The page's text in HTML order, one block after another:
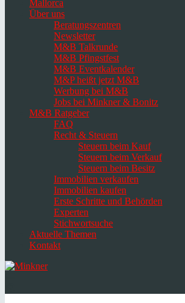
Mallorca
Über uns
Beratungszentren
Newsletter
M&B Talkrunde
M&B Pfingstfest
M&B Eventkalender
M&P heißt jetzt M&B
Werbung bei M&B
Jobs bei Minkner & Bonitz
M&B Ratgeber
FAQ
Recht & Steuern
Steuern beim Kauf
Steuern beim Verkauf
Steuern beim Besitz
Immobilien verkaufen
Immobilien kaufen
Erste Schritte und Behörden
Experten
Stichwortsuche
Aktuelle Themen
Kontakt